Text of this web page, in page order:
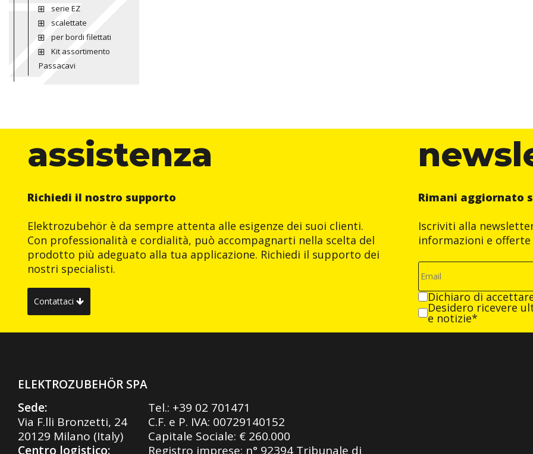
serie EZ
scalettate
per bordi filettati
Kit assortimento
Passacavi
assistenza
Richiedi il nostro supporto
Elektrozubehör è da sempre attenta alle esigenze dei suoi clienti.
Con professionalità e cordialità, può accompagnarti nella scelta del
prodotto più adeguato alla tua applicazione. Richiedi il supporto dei
nostri specialisti.
Contattaci
Rimani aggiornato
Iscriviti alla
informazioni e
Dichiaro di
Desidero ricevere
e notizie*
ELEKTROZUBEHÖR SPA
Sede:
Via F.lli Bronzetti, 24
20129 Milano (Italy)
Centro logistico:
Tel.: +39 02 701471
C.F. e P. IVA: 00729140152
Capitale Sociale: € 260.000
Registro imprese: n° 92394 Tribunale di